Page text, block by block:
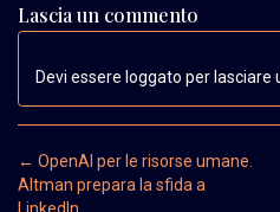
Lascia un commento
Devi essere loggato per lasciare
Post navigation
← OpenAI per le risorse umane.
Altman prepara la sfida a
LinkedIn